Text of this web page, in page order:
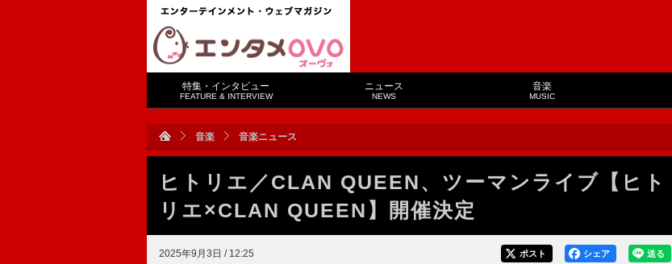
特集・インタビュー
FEATURE & INTERVIEW
ニュース
NEWS
音楽
MUSIC
音楽 音楽ニュース
ヒトリエ／CLAN QUEEN、ツーマンライブ【ヒト
リエ×CLAN QUEEN】開催決定
2025年9月3日 / 12:25 送る
シェア
ポスト